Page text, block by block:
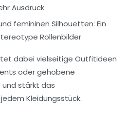
Ausdruck
femininen Silhouetten: Ein
Rollenbilder
dabei vielseitige Outfitideen
oder gehobene
stärkt das
Kleidungsstück.